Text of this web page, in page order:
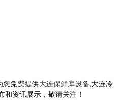
您免费提供大连保鲜库设备,大连冷
资讯展示，敬请关注！